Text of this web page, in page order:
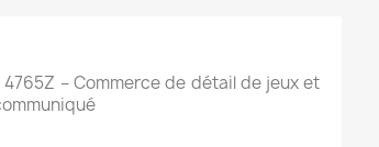
4765Z – Commerce de détail de jeux et